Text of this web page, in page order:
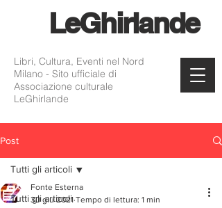
LeGhirlande
Libri, Cultura, Eventi nel Nord
Milano - Sito ufficiale di
Associazione culturale
LeGhirlande
Post
Tutti gli articoli
Tutti gli articoli
Fonte Esterna
30 giu 2021 Tempo di lettura: 1 min